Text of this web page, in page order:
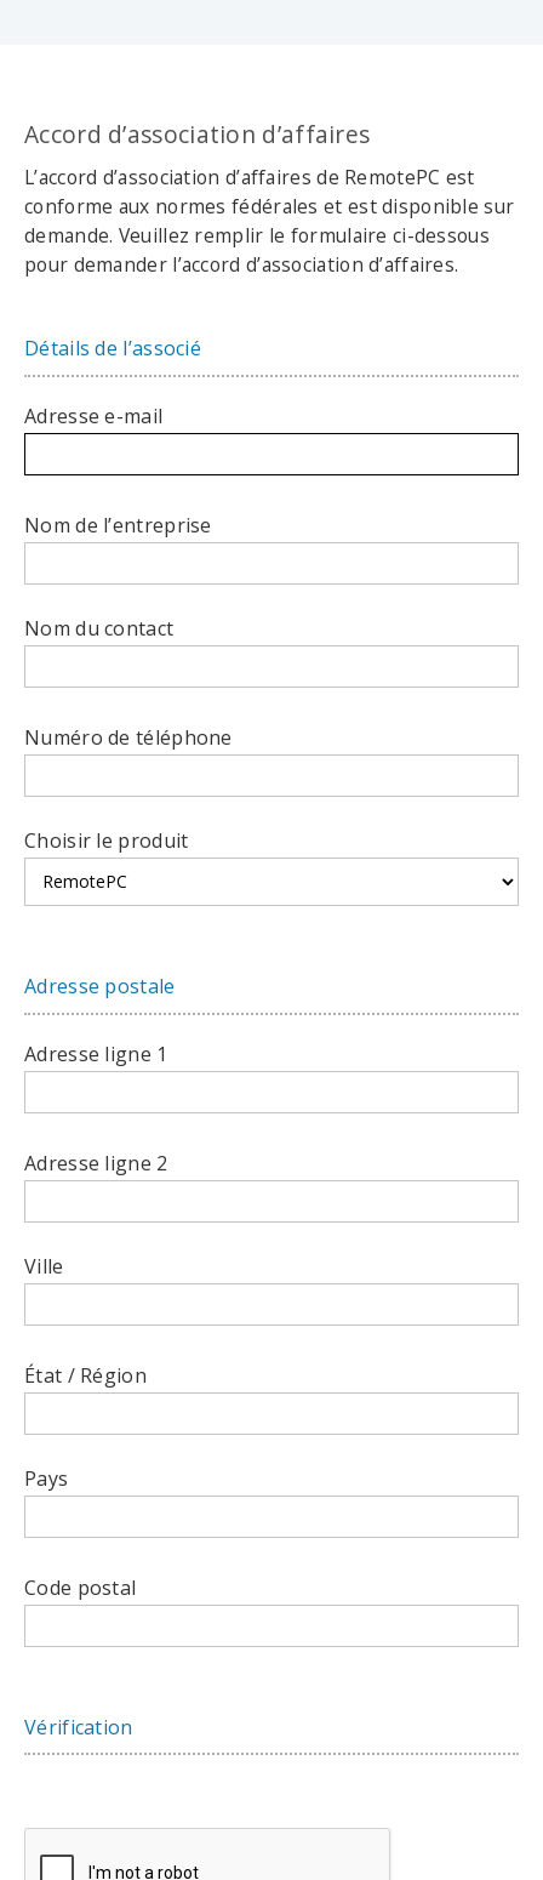
Accord d’association d’affaires
L’accord d’association d’affaires de RemotePC est
conforme aux normes fédérales et est disponible sur
demande. Veuillez remplir le formulaire ci-dessous
pour demander l’accord d’association d’affaires.
Détails de l’associé
Adresse e-mail
Nom de l’entreprise
Nom du contact
Numéro de téléphone
Choisir le produit
Adresse postale
Adresse ligne 1
Adresse ligne 2
Ville
État / Région
Pays
Code postal
Vérification